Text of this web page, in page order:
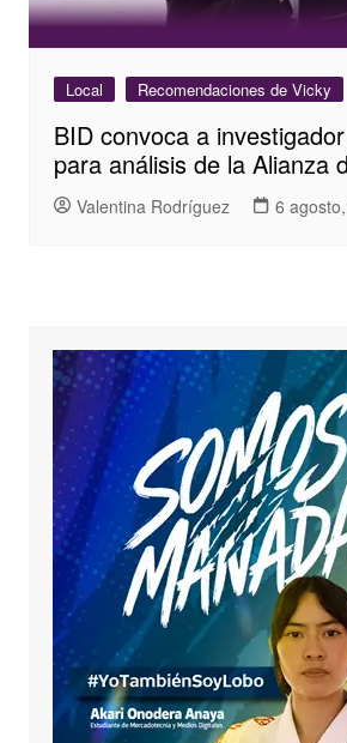
Local Recomendaciones de Vicky
BID convoca a
para análisis de la Alianza
Valentina Rodríguez 6